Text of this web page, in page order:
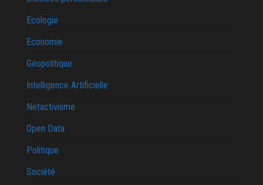
Ecologie
Economie
Géopolitique
Intelligence Artificielle
Netactivisme
Open Data
Politique
Société